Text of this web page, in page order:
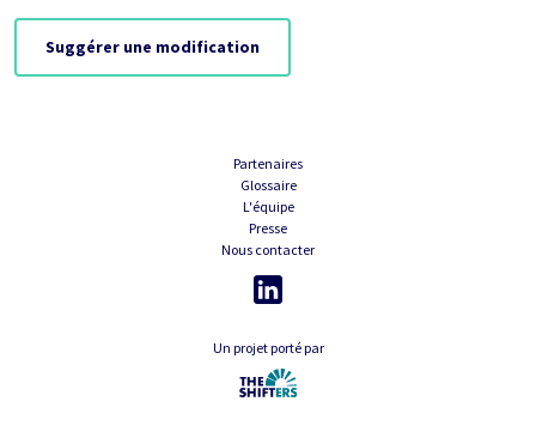
Suggérer une modification
Partenaires
Glossaire
L'équipe
Presse
Nous contacter
Un projet porté par